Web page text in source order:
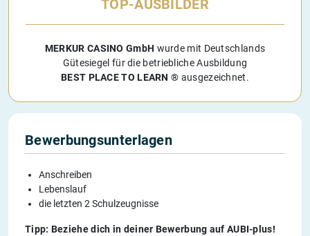
TOP-AUSBILDER
MERKUR CASINO GmbH wurde mit Deutschlands
Gütesiegel für die betriebliche Ausbildung
BEST PLACE TO LEARN ® ausgezeichnet.
Bewerbungsunterlagen
Anschreiben
Lebenslauf
die letzten 2 Schulzeugnisse
Tipp: Beziehe dich in deiner Bewerbung auf AUBI-plus!